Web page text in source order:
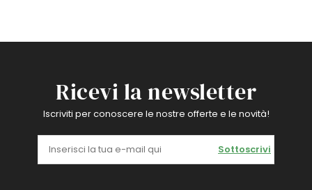
Ricevi la newsletter
Iscriviti per conoscere le nostre offerte e le novità!
Sottoscrivi